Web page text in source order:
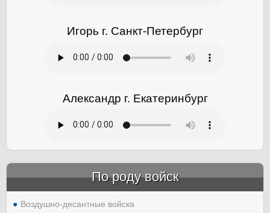
Игорь г. Санкт-Петербург
Александр г. Екатеринбург
По роду войск
Воздушно-десантные войска